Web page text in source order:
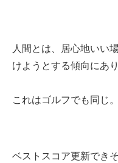
人間とは、居心地いい
けようとする傾向にあり
これはゴルフでも同じ。
ベストスコア更新でき